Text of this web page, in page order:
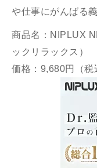
や仕事にがんばる
商品名：NIPLUX
ックリラックス）
価格：9,680円（税